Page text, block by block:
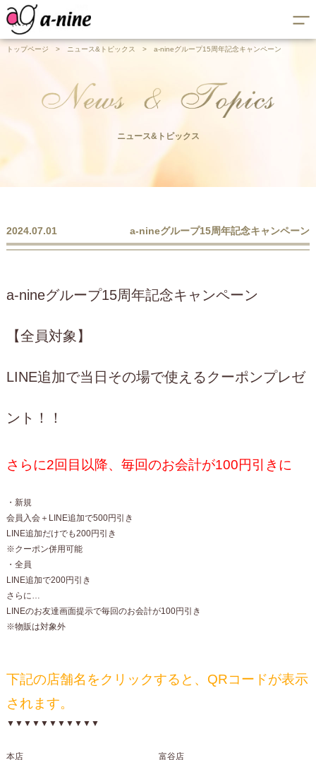
トップページ > ニュース&トピックス > a-nineグループ15周年記念キャンペーン
ニュース&トピックス
2024.07.01 a-nineグループ15周年記念キャンペーン
a-nineグループ15周年記念キャンペーン
【全員対象】
LINE追加で当日その場で使えるクーポンプレゼ
ント！！
さらに2回目以降、毎回のお会計が100円引きに
・新規
会員入会＋LINE追加で500円引き
LINE追加だけでも200円引き
※クーポン併用可能
・全員
LINE追加で200円引き
さらに…
LINEのお友達画面提示で毎回のお会計が100円引き
※物販は対象外
下記の店舗名をクリックすると、QRコードが表示
されます。
▼▼▼▼▼▼▼▼▼▼▼
本店
富谷店